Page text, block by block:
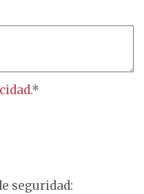
*
seguridad: